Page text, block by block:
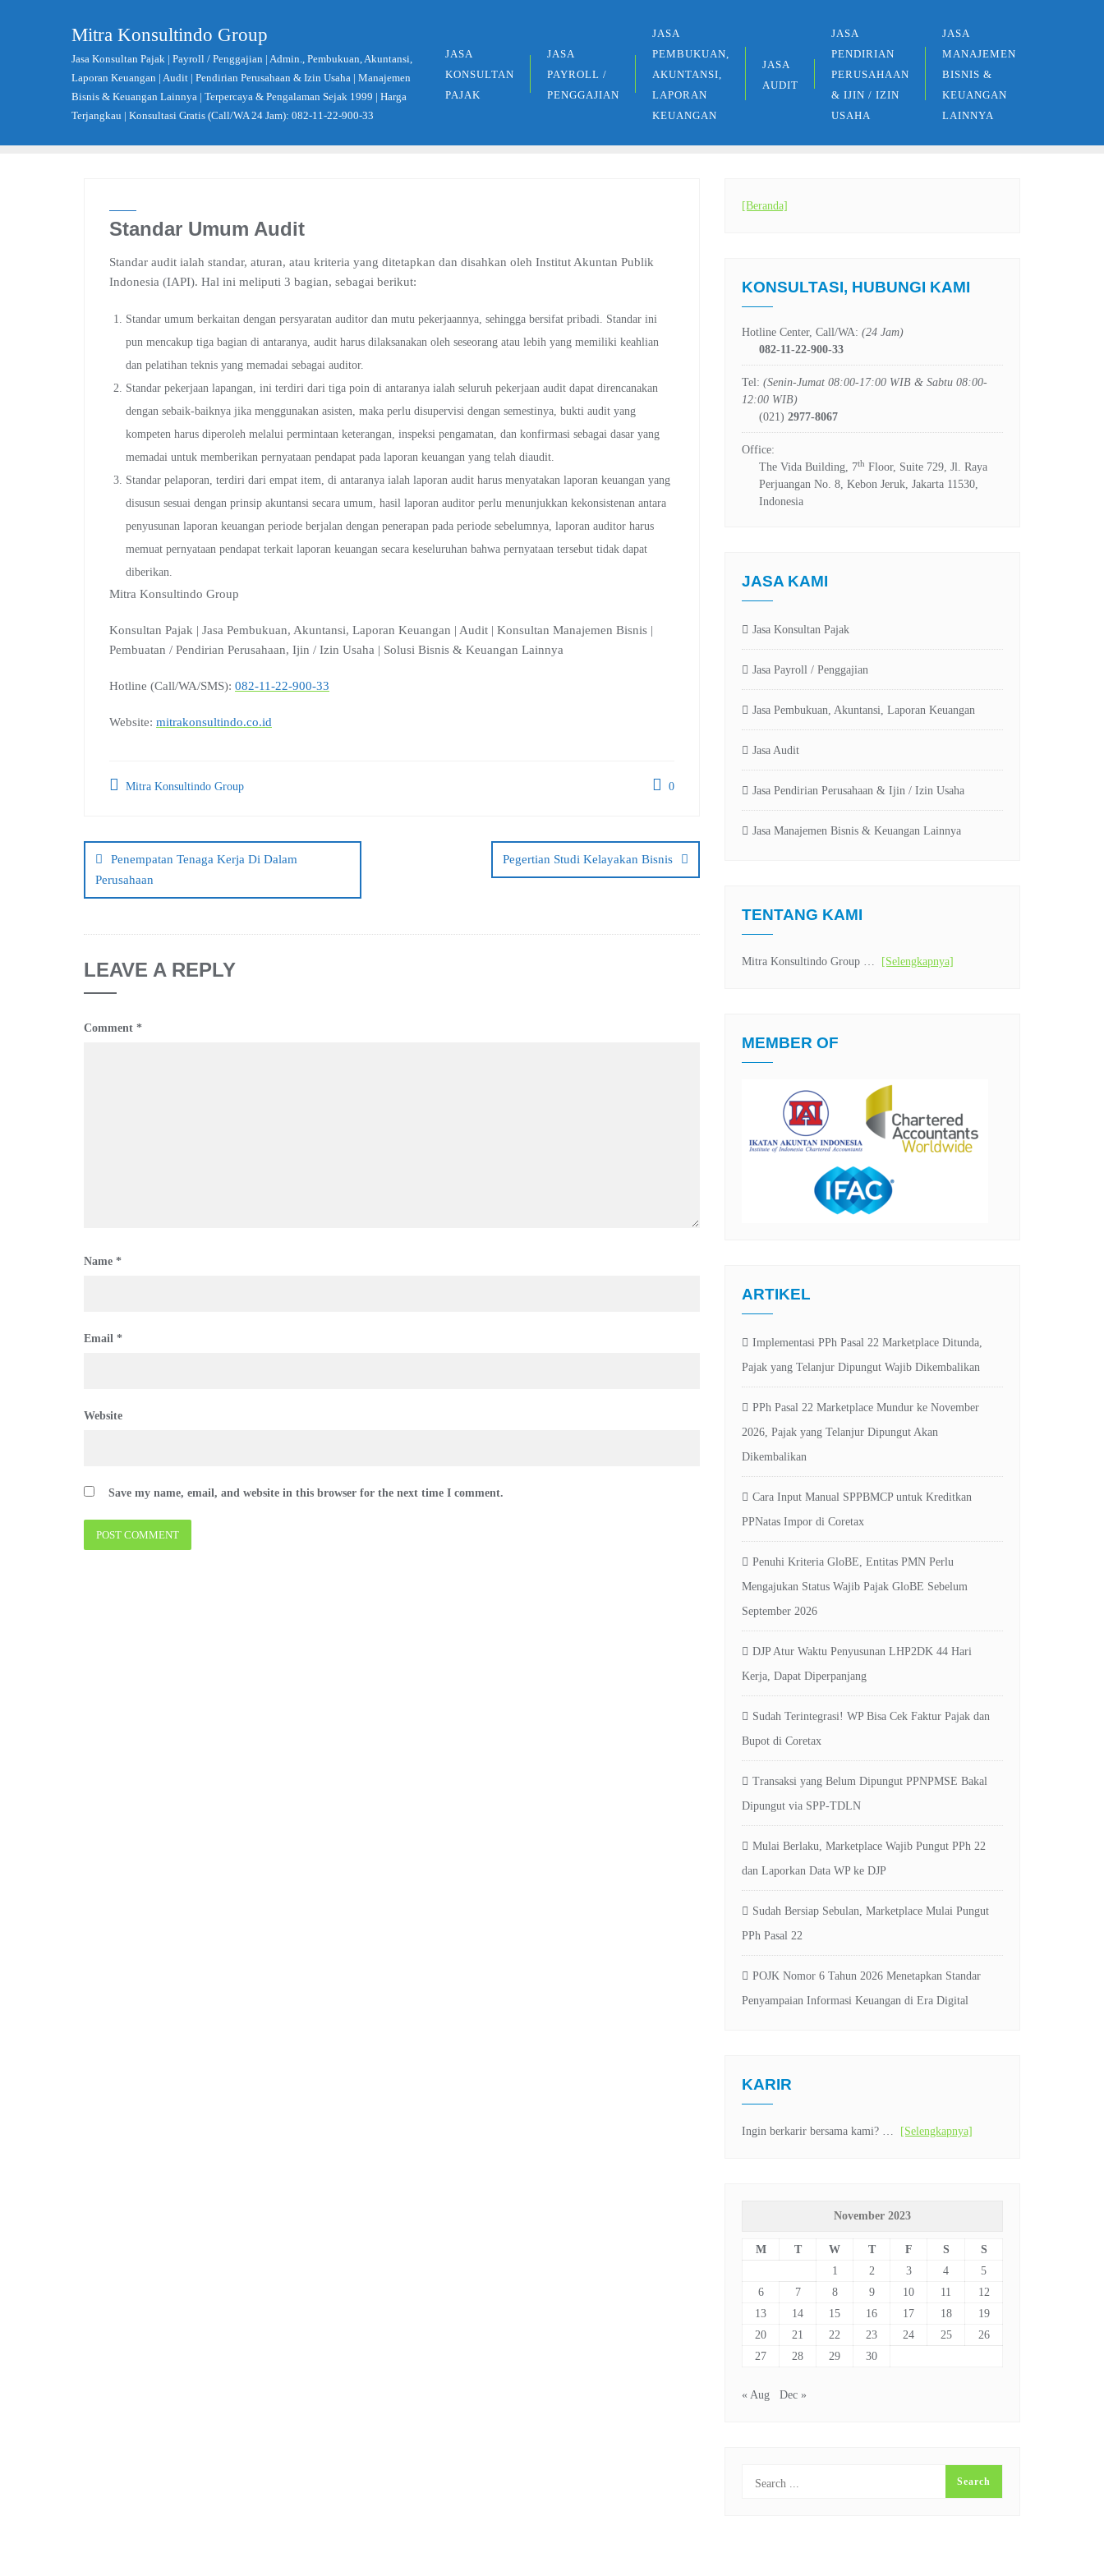
Mitra Konsultindo Group
Jasa Konsultan Pajak | Payroll / Penggajian | Admin., Pembukuan, Akuntansi,
Laporan Keuangan | Audit | Pendirian Perusahaan & Izin Usaha | Manajemen
Bisnis & Keuangan Lainnya | Terpercaya & Pengalaman Sejak 1999 | Harga
Terjangkau | Konsultasi Gratis (Call/WA 24 Jam): 082-11-22-900-33
JASA
KONSULTAN
PAJAK
JASA
PAYROLL /
PENGGAJIAN
JASA
PEMBUKUAN,
AKUNTANSI,
LAPORAN
KEUANGAN
JASA
AUDIT
JASA
PENDIRIAN
PERUSAHAAN
& IJIN / IZIN
USAHA
JASA
MANAJEMEN
BISNIS &
KEUANGAN
LAINNYA
Standar Umum Audit
Standar audit ialah standar, aturan, atau kriteria yang ditetapkan dan disahkan oleh Institut Akuntan Publik
Indonesia (IAPI). Hal ini meliputi 3 bagian, sebagai berikut:
Standar umum berkaitan dengan persyaratan auditor dan mutu pekerjaannya, sehingga bersifat pribadi. Standar ini
pun mencakup tiga bagian di antaranya, audit harus dilaksanakan oleh seseorang atau lebih yang memiliki keahlian
dan pelatihan teknis yang memadai sebagai auditor.
Standar pekerjaan lapangan, ini terdiri dari tiga poin di antaranya ialah seluruh pekerjaan audit dapat direncanakan
dengan sebaik-baiknya jika menggunakan asisten, maka perlu disupervisi dengan semestinya, bukti audit yang
kompeten harus diperoleh melalui permintaan keterangan, inspeksi pengamatan, dan konfirmasi sebagai dasar yang
memadai untuk memberikan pernyataan pendapat pada laporan keuangan yang telah diaudit.
Standar pelaporan, terdiri dari empat item, di antaranya ialah laporan audit harus menyatakan laporan keuangan yang
disusun sesuai dengan prinsip akuntansi secara umum, hasil laporan auditor perlu menunjukkan kekonsistenan antara
penyusunan laporan keuangan periode berjalan dengan penerapan pada periode sebelumnya, laporan auditor harus
memuat pernyataan pendapat terkait laporan keuangan secara keseluruhan bahwa pernyataan tersebut tidak dapat
diberikan.
Mitra Konsultindo Group
Konsultan Pajak | Jasa Pembukuan, Akuntansi, Laporan Keuangan | Audit | Konsultan Manajemen Bisnis |
Pembuatan / Pendirian Perusahaan, Ijin / Izin Usaha | Solusi Bisnis & Keuangan Lainnya
Hotline (Call/WA/SMS): 082-11-22-900-33
Website: mitrakonsultindo.co.id
Mitra Konsultindo Group 0
navigation
Penempatan Tenaga Kerja Di Dalam
Perusahaan
Pegertian Studi Kelayakan Bisnis
LEAVE A REPLY
Comment *
Name *
Email *
Website
Save my name, email, and website in this browser for the next time I comment.
[Beranda]
KONSULTASI, HUBUNGI KAMI
Hotline Center, Call/WA: (24 Jam)
082-11-22-900-33
Tel: (Senin-Jumat 08:00-17:00 WIB & Sabtu 08:00-
12:00 WIB)
(021) 2977-8067
Office:
The Vida Building, 7th Floor, Suite 729, Jl. Raya
Perjuangan No. 8, Kebon Jeruk, Jakarta 11530,
Indonesia
JASA KAMI
Jasa Konsultan Pajak
Jasa Payroll / Penggajian
Jasa Pembukuan, Akuntansi, Laporan Keuangan
Jasa Audit
Jasa Pendirian Perusahaan & Ijin / Izin Usaha
Jasa Manajemen Bisnis & Keuangan Lainnya
TENTANG KAMI
Mitra Konsultindo Group … [Selengkapnya]
MEMBER OF
ARTIKEL
Implementasi PPh Pasal 22 Marketplace Ditunda,
Pajak yang Telanjur Dipungut Wajib Dikembalikan
PPh Pasal 22 Marketplace Mundur ke November
2026, Pajak yang Telanjur Dipungut Akan
Dikembalikan
Cara Input Manual SPPBMCP untuk Kreditkan
PPNatas Impor di Coretax
Penuhi Kriteria GloBE, Entitas PMN Perlu
Mengajukan Status Wajib Pajak GloBE Sebelum
September 2026
DJP Atur Waktu Penyusunan LHP2DK 44 Hari
Kerja, Dapat Diperpanjang
Sudah Terintegrasi! WP Bisa Cek Faktur Pajak dan
Bupot di Coretax
Transaksi yang Belum Dipungut PPNPMSE Bakal
Dipungut via SPP-TDLN
Mulai Berlaku, Marketplace Wajib Pungut PPh 22
dan Laporkan Data WP ke DJP
Sudah Bersiap Sebulan, Marketplace Mulai Pungut
PPh Pasal 22
POJK Nomor 6 Tahun 2026 Menetapkan Standar
Penyampaian Informasi Keuangan di Era Digital
KARIR
Ingin berkarir bersama kami? … [Selengkapnya]
November 2023
M T W T F S
S
1
2 3 4
5
6
7 8 9 10 11
12
13
14 15 16 17 18
19
20
21 22 23 24 25
26
27
28 29 30
« Aug Dec »